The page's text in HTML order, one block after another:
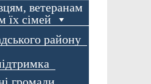
ветеранам
їх сімей
району